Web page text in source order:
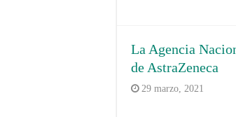
La Agencia
de AstraZeneca
29 marzo, 2021